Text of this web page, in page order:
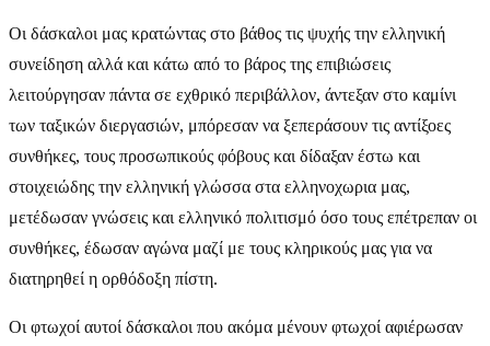
Οι δάσκαλοι μας κρατώντας στο βάθος τις ψυχής την ελληνική
συνείδηση αλλά και κάτω από το βάρος της επιβιώσεις
λειτούργησαν πάντα σε εχθρικό περιβάλλον, άντεξαν στο καμίνι
των ταξικών διεργασιών, μπόρεσαν να ξεπεράσουν τις αντίξοες
συνθήκες, τους προσωπικούς φόβους και δίδαξαν έστω και
στοιχειώδης την ελληνική γλώσσα στα ελληνοχωρια μας,
μετέδωσαν γνώσεις και ελληνικό πολιτισμό όσο τους επέτρεπαν οι
συνθήκες, έδωσαν αγώνα μαζί με τους κληρικούς μας για να
διατηρηθεί η ορθόδοξη πίστη.
Οι φτωχοί αυτοί δάσκαλοι που ακόμα μένουν φτωχοί αφιέρωσαν